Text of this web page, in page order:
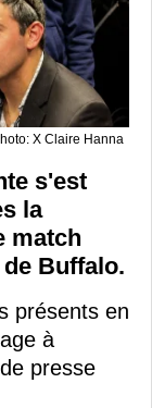
X Claire Hanna
s'est
la
match
Buffalo.
présents en
à
presse